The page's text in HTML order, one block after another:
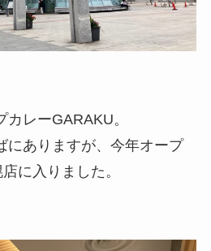
レーGARAKU。
にありますが、今年オープ
に入りました。